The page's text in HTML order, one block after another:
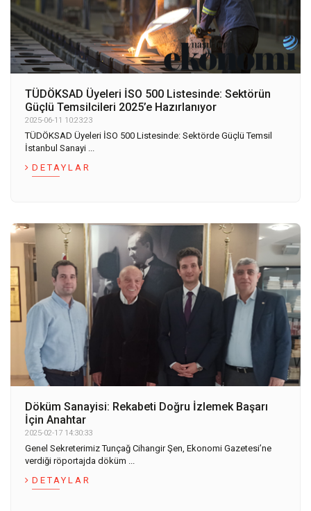
TÜDÖKSAD Üyeleri İSO 500 Listesinde: Sektörün
Güçlü Temsilcileri 2025’e Hazırlanıyor
2025-06-11 10:23:23
TÜDÖKSAD Üyeleri İSO 500 Listesinde: Sektörde Güçlü Temsil
İstanbul Sanayi ...
DETAYLAR
Döküm Sanayisi: Rekabeti Doğru İzlemek Başarı
İçin Anahtar
2025-02-17 14:30:33
Genel Sekreterimiz Tunçağ Cihangir Şen, Ekonomi Gazetesi’ne
verdiği röportajda döküm ...
DETAYLAR